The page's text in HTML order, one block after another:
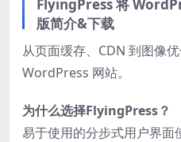
FlyingPress 将
版简介&下载
从页面缓存、CDN 到图像
WordPress 网站。
为什么选择FlyingPress？
易于使用的分步式用户界